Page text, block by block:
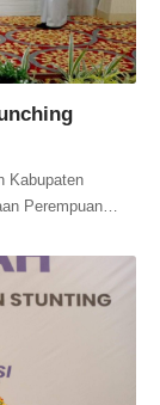
Kabupaten
Perempuan…